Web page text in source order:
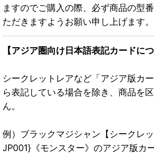
ますのでご購入の際、必ず商品の型
ただきますようお願い申し上げます。
【アジア圏向け日本語表記カードにつ
シークレットレアなど「アジア版カ
ら表記している場合を除き、商品を
ん。
例）ブラックマジシャン【シークレ
JP001}《モンスター》のアジア版カ